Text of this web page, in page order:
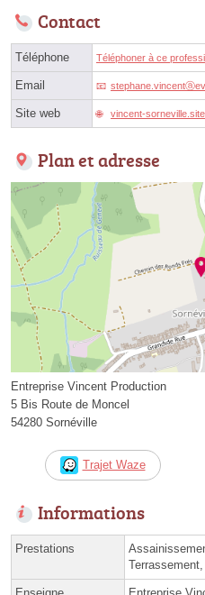
Contact
Téléphone Téléphoner à ce
Email
Site web vincent-
Plan et adresse
Entreprise Vincent Production
5 Bis Route de Moncel
54280 Sornéville
Trajet Waze
Informations
Prestations